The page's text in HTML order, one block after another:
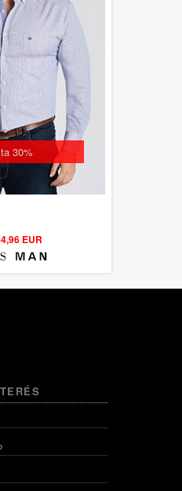
30%
5
EUR